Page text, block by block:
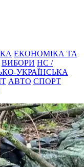
ЕКОНОМІКА ТА
ВИБОРИ НС /
УКРАЇНСЬКА
АВТО СПОРТ